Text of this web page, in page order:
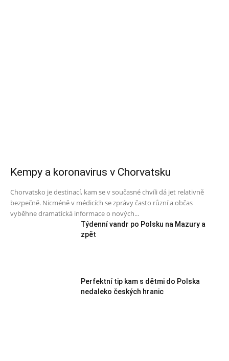
Kempy a koronavirus v Chorvatsku
Chorvatsko je destinací, kam se v současné chvíli dá jet relativně
bezpečně. Nicméně v médicích se zprávy často různí a občas
vyběhne dramatická informace o nových...
Týdenní vandr po Polsku na Mazury a
zpět
Perfektní tip kam s dětmi do Polska
nedaleko českých hranic